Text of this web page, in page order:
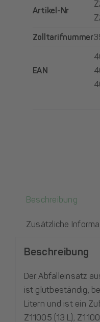
Artikel-Nr
Zolltarifnummer
EAN
Beschreibung
Zusätzliche
Beschreibung
Der Abfalleinsatz
ist glutbeständig,
Litern und ist ein
Z11005 (13 L),